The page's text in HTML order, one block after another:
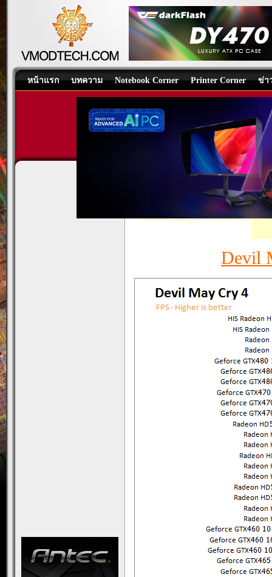
หน้าแรก บทความ Notebook Corner Printer Corner ข่า
HIS AMD Radeon HD 6870
บทความโดย:
Devil